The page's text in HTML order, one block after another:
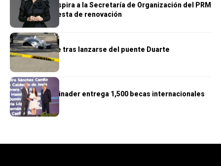
Gloria Reyes aspira a la Secretaría de Organización del PRM
con una propuesta de renovación
NACIONALES
Hombre muere tras lanzarse del puente Duarte
NACIONALES
Presidente Abinader entrega 1,500 becas internacionales